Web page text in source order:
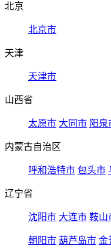
北京
北京市
天津
天津市
山西省
太原市 大同市 阳泉
内蒙古自治区
呼和浩特市 包头市
辽宁省
沈阳市 大连市 鞍山
朝阳市 葫芦岛市 金